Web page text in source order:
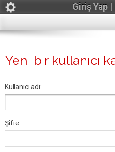
Giriş Yap |
Yeni bir kullanıcı
Kullanıcı adı:
Şifre: